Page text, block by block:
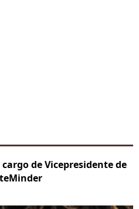
de Vicepresidente de